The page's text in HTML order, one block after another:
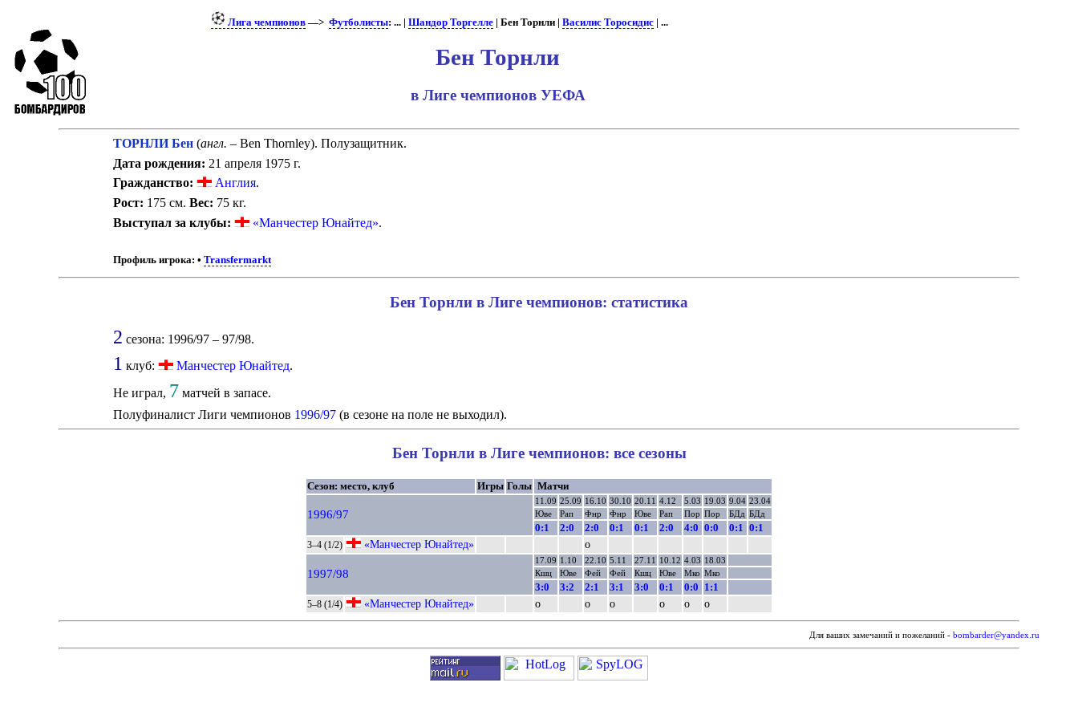
Лига чемпионов —>Футболисты: ... |Шандор Торгелле | Бен Торнли |Василис Торосидис | ...
Бен Торнли
в Лиге чемпионов УЕФА
ТОРНЛИ Бен(англ. – Ben Thornley). Полузащитник.
Дата рождения: 21 апреля 1975 г.
Гражданство:
Англия.
Рост: 175 см. Вес: 75 кг.
Выступал за клубы:
«Манчестер Юнайтед».
Профиль игрока: • Transfermarkt
Бен Торнли в Лиге чемпионов: статистика
2 сезона: 1996/97 – 97/98.
1 клуб: Манчестер Юнайтед.
Не играл, 7 матчей в запасе.
Полуфиналист Лиги чемпионов 1996/97(в сезоне на поле не выходил).
Бен Торнли в Лиге чемпионов: все сезоны
Сезон: место, клуб Игры Голы Матчи
1996/97
11.09 25.09 16.10 30.10 20.11 4.12 5.03 19.03 9.04 23.04
Юве
Рап Фнр Фнр Юве Рап Пор Пор БДд БДд
0:1 2:0 2:0 0:1 0:1 2:0 4:0 0:0 0:1 0:1
3–4 (1/2) «Манчестер Юнайтед» о
1997/98
17.09 1.10 22.10 5.11 27.11 10.12 4.03 18.03
Кшц
Юве Фей Фей Кшц Юве Мко Мко
3:0 3:2 2:1 3:1 3:0 0:1 0:0 1:1
5–8 (1/4) «Манчестер Юнайтед» о о о о о о
Для ваших замечаний и пожеланий - bombarder@yandex.ru